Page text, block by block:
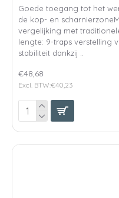
Goede toegang tot het
de kop- en
vergelijking met
lengte: 9-traps verstelling
stabiliteit dankzij ..
€48,68
Excl. BTW:€40,23